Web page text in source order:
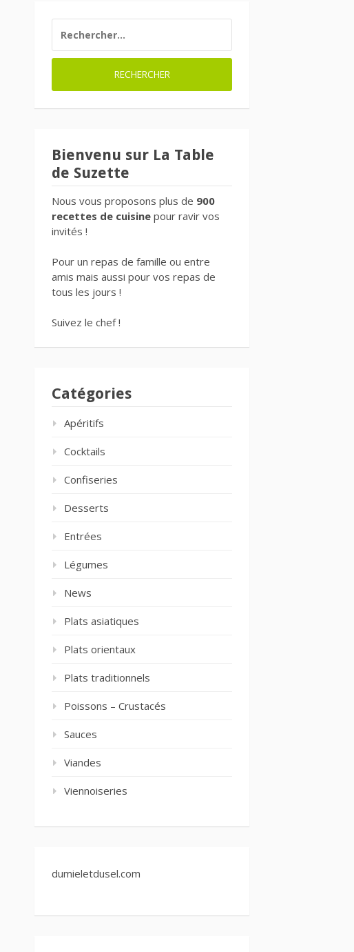
Bienvenu sur La Table
de Suzette
Nous vous proposons plus de 900
recettes de cuisine pour ravir vos
invités !
Pour un repas de famille ou entre
amis mais aussi pour vos repas de
tous les jours !
Suivez le chef !
Catégories
Apéritifs
Cocktails
Confiseries
Desserts
Entrées
Légumes
News
Plats asiatiques
Plats orientaux
Plats traditionnels
Poissons – Crustacés
Sauces
Viandes
Viennoiseries
dumieletdusel.com